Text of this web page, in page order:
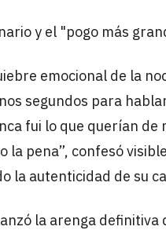
y el "pogo más
emocional de la
segundos para
fui lo que querían
la pena”, confesó
la autenticidad de su
la arenga definitiva